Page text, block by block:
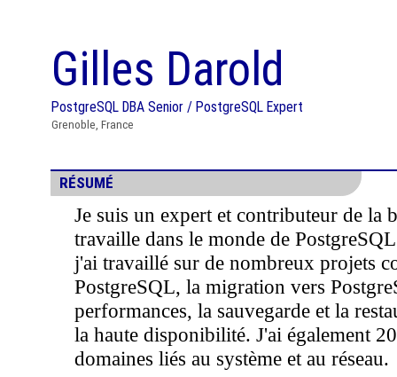
Gilles Darold
PostgreSQL DBA Senior / PostgreSQL Expert
Grenoble, France
RÉSUMÉ
Je suis un expert et contributeur de la
travaille dans le monde de
j'ai travaillé sur de nombreux projets
PostgreSQL, la migration vers
performances, la sauvegarde et la
la haute disponibilité. J'ai également
domaines liés au système et au réseau.